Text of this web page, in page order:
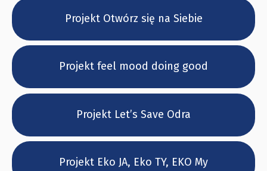
Projekt Otwórz się na Siebie
Projekt feel mood doing good
Projekt Let’s Save Odra
Projekt Eko JA, Eko TY, EKO My